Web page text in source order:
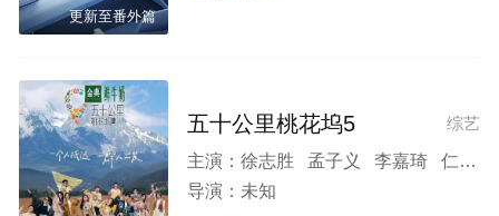
更新至番外篇
综艺
五十公里桃花坞5
主演： 徐志胜 孟子义 李嘉琦 仁科 王子奇 宁静 汪峰 朱丹 蔡文静 周翊然 万鹏 辛云来 欧阳娣娣 闫佩伦 董思成
导演： 未知